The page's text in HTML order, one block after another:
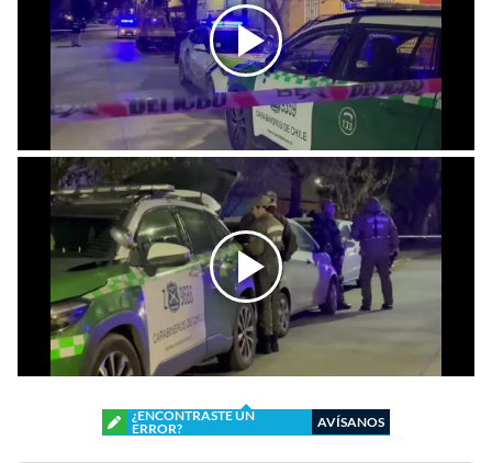
¿ENCONTRASTE UN
ERROR?
AVÍSANOS